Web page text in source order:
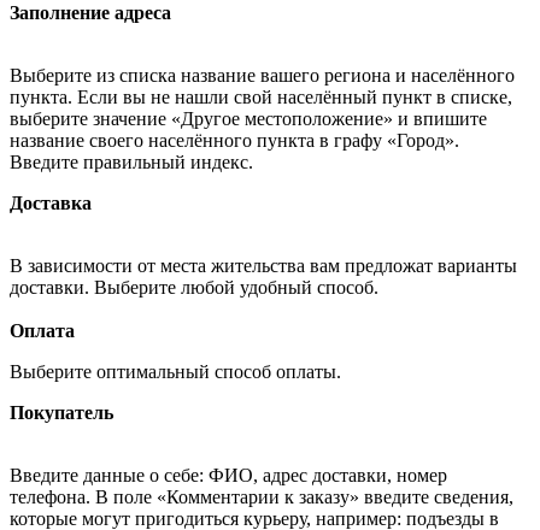
Заполнение адреса
Выберите из списка название вашего региона и населённого
пункта. Если вы не нашли свой населённый пункт в списке,
выберите значение «Другое местоположение» и впишите
название своего населённого пункта в графу «Город».
Введите правильный индекс.
Доставка
В зависимости от места жительства вам предложат варианты
доставки. Выберите любой удобный способ.
Оплата
Выберите оптимальный способ оплаты.
Покупатель
Введите данные о себе: ФИО, адрес доставки, номер
телефона. В поле «Комментарии к заказу» введите сведения,
которые могут пригодиться курьеру, например: подъезды в